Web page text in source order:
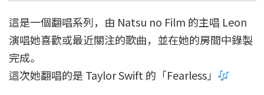
這是一個翻唱系列，由 Natsu no Film 的主唱 Leon
演唱她喜歡或最近關注的歌曲，並在她的房間中錄製
完成。
這次她翻唱的是 Taylor Swift 的「Fearless」